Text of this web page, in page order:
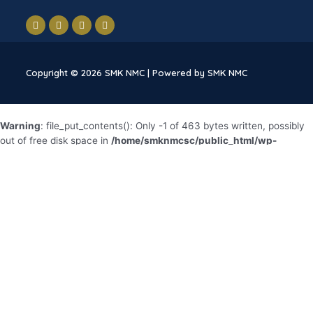
Peningkatan kualitas dan kuantitas sarana-prana
disesuaikan dengan kebutuhan perkembangan
Copyright © 2026 SMK NMC | Powered by SMK NMC
Warning: file_put_contents(): Only -1 of 463 bytes written, possibly
out of free disk space in /home/smknmcsc/public_html/wp-